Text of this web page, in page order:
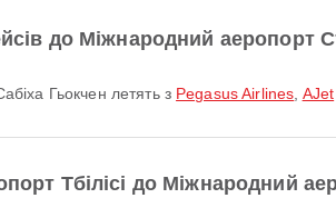
до Міжнародний аеропорт
Гьокчен летять з Pegasus Airlines AJet
Тбілісі до Міжнародний